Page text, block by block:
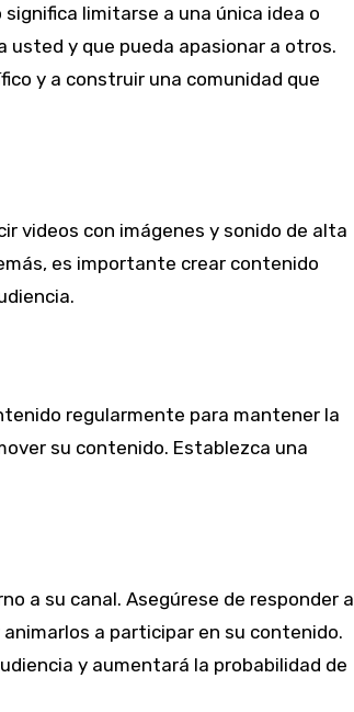
limitarse a una única idea o
y que pueda apasionar a otros.
y a construir una comunidad que
videos con imágenes y sonido de alta
es importante crear contenido
regularmente para mantener la
su contenido. Establezca una
a su canal. Asegúrese de responder a
a participar en su contenido.
y aumentará la probabilidad de